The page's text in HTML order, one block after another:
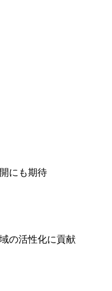
にも期待
の活性化に貢献